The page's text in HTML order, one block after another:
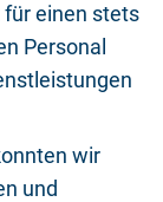
für einen stets
Personal
wir
und